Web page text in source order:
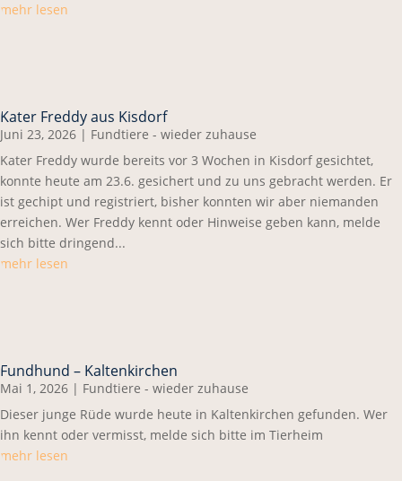
mehr lesen
Kater Freddy aus Kisdorf
Juni 23, 2026 | Fundtiere - wieder zuhause
Kater Freddy wurde bereits vor 3 Wochen in Kisdorf gesichtet,
konnte heute am 23.6. gesichert und zu uns gebracht werden. Er
ist gechipt und registriert, bisher konnten wir aber niemanden
erreichen. Wer Freddy kennt oder Hinweise geben kann, melde
sich bitte dringend...
mehr lesen
Fundhund – Kaltenkirchen
Mai 1, 2026 | Fundtiere - wieder zuhause
Dieser junge Rüde wurde heute in Kaltenkirchen gefunden. Wer
ihn kennt oder vermisst, melde sich bitte im Tierheim
mehr lesen